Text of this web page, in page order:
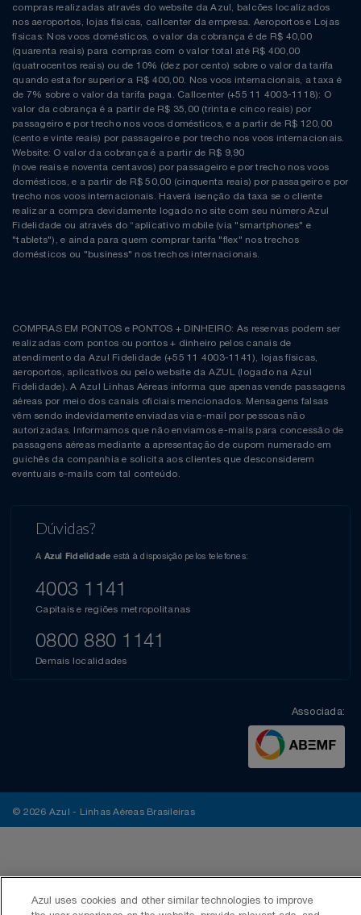
compras realizadas através do website da Azul, balcões localizados
nos aeroportos, lojas físicas, callcenter da empresa. Aeroportos e Lojas
físicas: Nos voos domésticos, o valor da cobrança é de R$ 40,00
(quarenta reais) para compras com o valor total até R$ 400,00
(quatrocentos reais) ou de 10% (dez por cento) sobre o valor da tarifa
quando esta for superior a R$ 400,00. Nos voos internacionais, a taxa é
de 7% sobre o valor da tarifa paga. Callcenter (+55 11 4003-1118): O
valor da cobrança é a partir de R$ 35,00 (trinta e cinco reais) por
passageiro e por trecho nos voos domésticos, e a partir de R$ 120,00
(cento e vinte reais) por passageiro e por trecho nos voos internacionais.
Website: O valor da cobrança é a partir de R$ 9,90
(nove reais e noventa centavos) por passageiro e por trecho nos voos
domésticos, e a partir de R$ 50,00 (cinquenta reais) por passageiro e por
trecho nos voos internacionais. Haverá isenção da taxa se o cliente
realizar a compra devidamente logado no site com seu número Azul
Fidelidade ou através do “aplicativo mobile (via "smartphones" e
"tablets"), e ainda para quem comprar tarifa "flex" nos trechos
domésticos ou "business" nos trechos internacionais.
COMPRAS EM PONTOS e PONTOS + DINHEIRO: As reservas podem ser
realizadas com pontos ou pontos + dinheiro pelos canais de
atendimento da Azul Fidelidade (+55 11 4003-1141), lojas físicas,
aeroportos, aplicativos ou pelo website da AZUL (logado na Azul
Fidelidade). A Azul Linhas Aéreas informa que apenas vende passagens
aéreas por meio dos canais oficiais mencionados. Mensagens falsas
vêm sendo indevidamente enviadas via e-mail por pessoas não
autorizadas. Informamos que não enviamos e-mails para concessão de
passagens aéreas mediante a apresentação de cupom numerado em
guichês da companhia e solicita aos clientes que desconsiderem
eventuais e-mails com tal conteúdo.
Dúvidas?
A Azul Fidelidade está à disposição pelos telefones:
4003 1141
Capitais e regiões metropolitanas
0800 880 1141
Demais localidades
Associada:
© 2026 Azul - Linhas Aéreas Brasileiras
Azul uses cookies and other similar technologies to improve